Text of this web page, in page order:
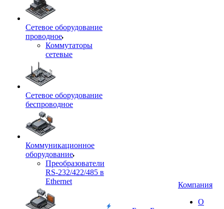
Сетевое оборудование
проводное
Коммутаторы
сетевые
Сетевое оборудование
беспроводное
Коммуникационное
оборудование
Преобразователи
RS-232/422/485 в
Ethernet
Компания
О